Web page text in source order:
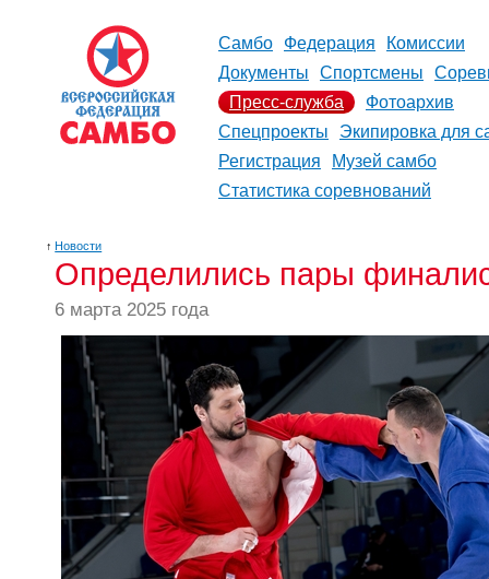
Самбо Федерация
Комиссии
Документы
Спортсмены
Пресс-служба
Фотоархив
Спецпроекты
Экипировка для
Регистрация
Музей самбо
Статистика соревнований
↑ Новости
Определились пары
6 марта 2025 года